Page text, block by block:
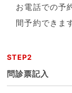
お電話での予
間予約できま
STEP2
問診票記入